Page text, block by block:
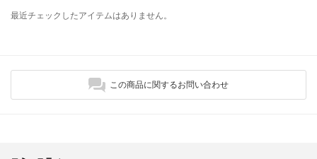
最近チェックしたアイテムはありません。
この商品に関するお問い合わせ